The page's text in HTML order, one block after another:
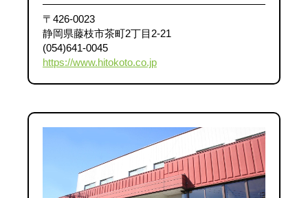
〒426-0023
静岡県藤枝市茶町2丁目2-21
(054)641-0045
https://www.hitokoto.co.jp